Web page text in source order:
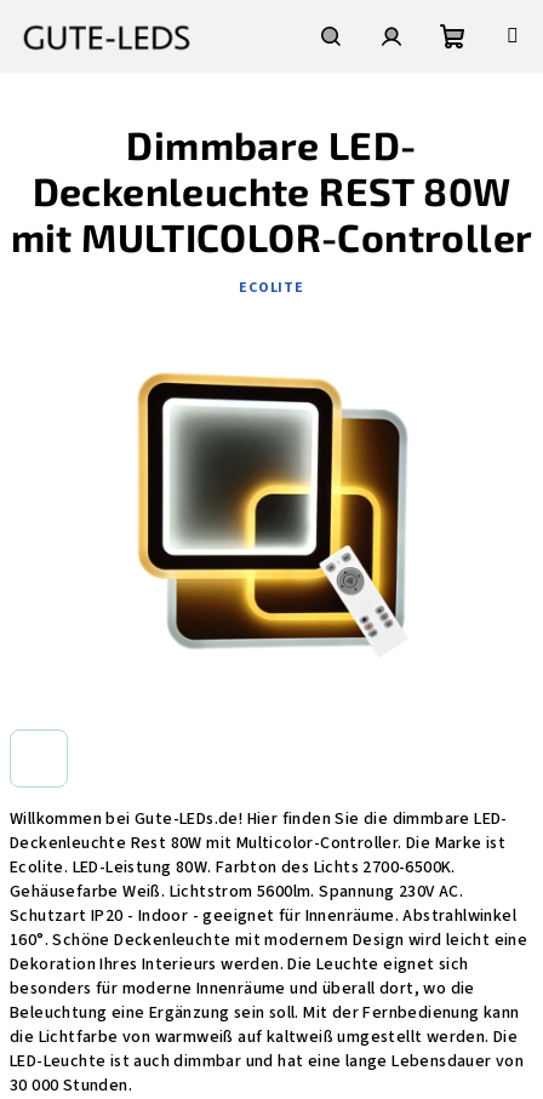
Inhalt
Willkommen bei Gute-LEDs.de! Hier finden Sie die dimmbare LED-
Deckenleuchte Rest 80W mit Multicolor-Controller. Die Marke ist
Ecolite. LED-Leistung 80W. Farbton des Lichts 2700-6500K.
Gehäusefarbe Weiß. Lichtstrom 5600lm. Spannung 230V AC.
Schutzart IP20 - Indoor - geeignet für Innenräume. Abstrahlwinkel
160°. Schöne Deckenleuchte mit modernem Design wird leicht eine
Dekoration Ihres Interieurs werden. Die Leuchte eignet sich
besonders für moderne Innenräume und überall dort, wo die
Beleuchtung eine Ergänzung sein soll. Mit der Fernbedienung kann
die Lichtfarbe von warmweiß auf kaltweiß umgestellt werden. Die
LED-Leuchte ist auch dimmbar und hat eine lange Lebensdauer von
30 000 Stunden.
Dimmbare LED-
Deckenleuchte REST 80W
mit MULTICOLOR-Controller
ECOLITE